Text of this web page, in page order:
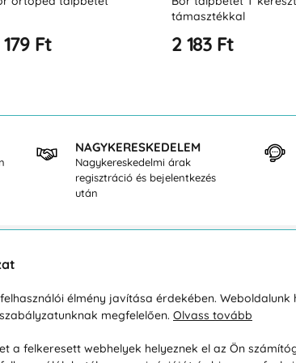
Ft
támasztékkal
2 183 Ft
NAGYKERESKEDELEM
Nagykereskedelmi árak
regisztráció és bejelentkezés
után
Reklamáció / Áru visszaküldése
Szállítás és fizetés
élmény javítása érdekében.
megfelelően. Olvass tovább
a felkeresett webhelyek helyeznek el az Ön